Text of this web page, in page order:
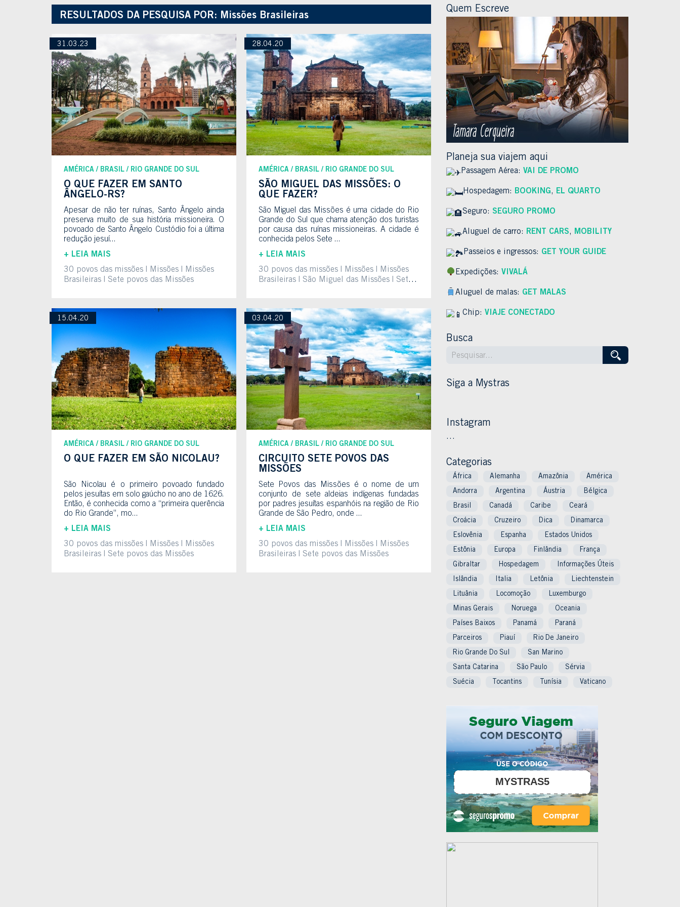
RESULTADOS DA PESQUISA POR: Missões Brasileiras
31.03.23
AMÉRICA BRASIL RIO GRANDE DO SUL
O QUE FAZER EM SANTO
ÂNGELO-RS?
Apesar de não ter ruínas, Santo Ângelo ainda
preserva muito de sua história missioneira. O
povoado de Santo Ângelo Custódio foi a última
redução jesuí...
+ LEIA MAIS
30 povos das missões
Missões
Missões
Brasileiras
Sete povos das Missões
28.04.20
AMÉRICA BRASIL RIO GRANDE DO SUL
SÃO MIGUEL DAS MISSÕES: O
QUE FAZER?
São Miguel das Missões é uma cidade do Rio
Grande do Sul que chama atenção dos turistas
por causa das ruínas missioneiras. A cidade é
conhecida pelos Sete ...
+ LEIA MAIS
30 povos das missões
Missões
Missões
Brasileiras
São Miguel das Missões
Sete
15.04.20
AMÉRICA BRASIL RIO GRANDE DO SUL
O QUE FAZER EM SÃO NICOLAU?
São Nicolau é o primeiro povoado fundado
pelos jesuítas em solo gaúcho no ano de 1626.
Então, é conhecida como a “primeira querência
do Rio Grande”, mo...
+ LEIA MAIS
30 povos das missões
Missões
Missões
Brasileiras
Sete povos das Missões
03.04.20
AMÉRICA BRASIL RIO GRANDE DO SUL
CIRCUITO SETE POVOS DAS
MISSÕES
Sete Povos das Missões é o nome de um
conjunto de sete aldeias indígenas fundadas
por padres jesuítas espanhóis na região de Rio
Grande de São Pedro, onde ...
+ LEIA MAIS
30 povos das missões
Missões
Missões
Brasileiras
Sete povos das Missões
Quem Escreve
Planeja sua viajem aqui
Passagem Aérea: VAI DE PROMO
Hospedagem: BOOKING, EL QUARTO
Seguro: SEGURO PROMO
Aluguel de carro: RENT CARS, MOBILITY
Passeios e ingressos: GET YOUR GUIDE
Expedições:VIVALÁ
Aluguel de malas: GET MALAS
Chip: VIAJE CONECTADO
Busca
Siga a Mystras
Instagram
…
Categorias
África Alemanha Amazônia América
Andorra Argentina Áustria Bélgica
Brasil Canadá Caribe Ceará
Croácia Cruzeiro Dica Dinamarca
Eslovênia Espanha Estados Unidos
Estônia Europa Finlândia França
Gibraltar Hospedagem Informações Úteis
Islândia Italia Letônia Liechtenstein
Lituânia Locomoção Luxemburgo
Minas Gerais Noruega Oceania
Países Baixos Panamá Paraná
Parceiros Piauí Rio De Janeiro
Rio Grande Do Sul San Marino
Santa Catarina São Paulo Sérvia
Suécia Tocantins Tunísia Vaticano
MYSTRAS5